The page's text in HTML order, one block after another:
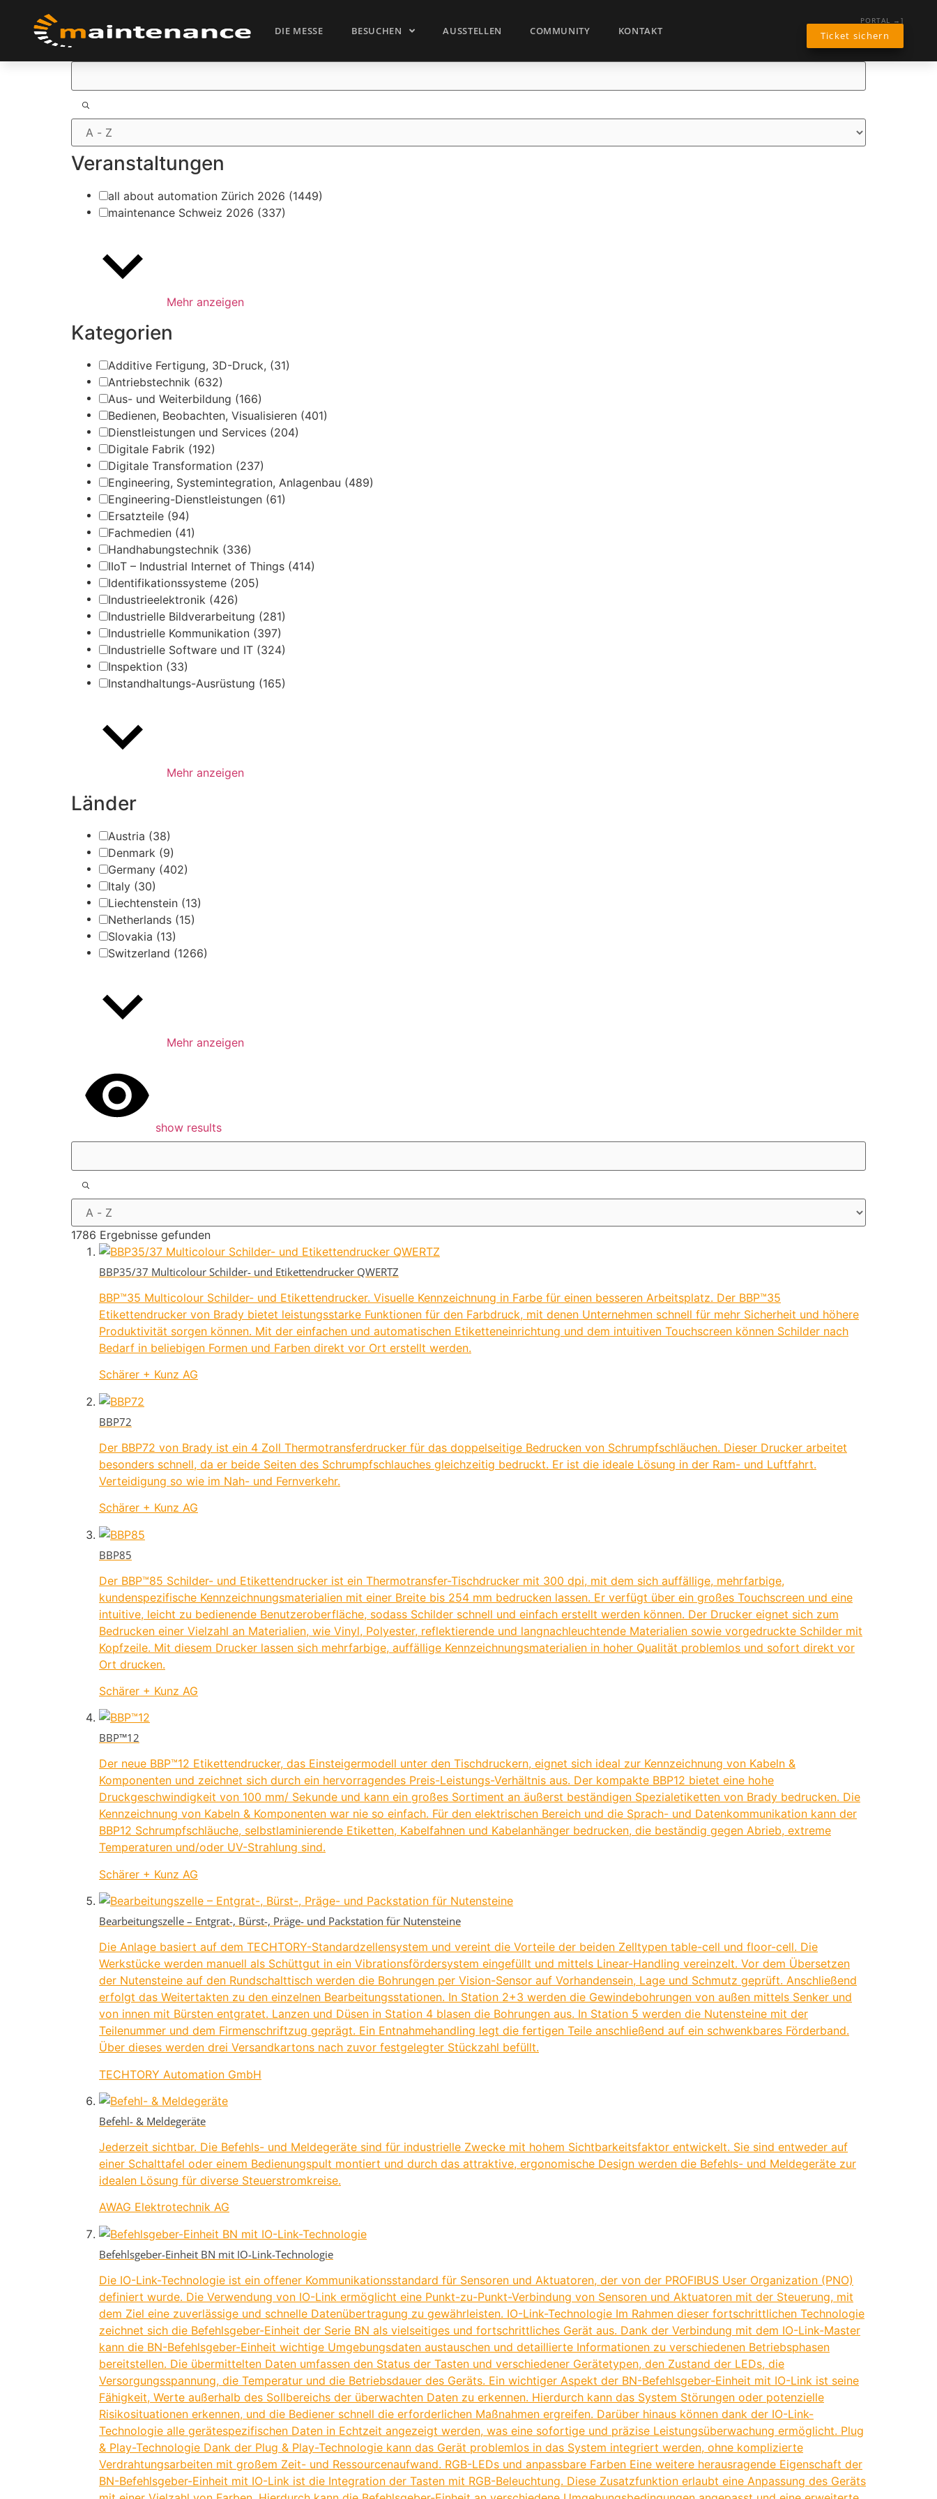
DIE MESSE BESUCHEN AUSSTELLEN COMMUNITY KONTAKT
PORTAL →]
Ticket sichern
Filter
Veranstaltungen
all about automation Zürich 2026 (1449)
maintenance Schweiz 2026 (337)
Mehr anzeigen
Kategorien
Additive Fertigung, 3D-Druck, (31)
Antriebstechnik (632)
Aus- und Weiterbildung (166)
Bedienen, Beobachten, Visualisieren (401)
Dienstleistungen und Services (204)
Digitale Fabrik (192)
Digitale Transformation (237)
Engineering, Systemintegration, Anlagenbau (489)
Engineering-Dienstleistungen (61)
Ersatzteile (94)
Fachmedien (41)
Handhabungstechnik (336)
IIoT – Industrial Internet of Things (414)
Identifikationssysteme (205)
Industrieelektronik (426)
Industrielle Bildverarbeitung (281)
Industrielle Kommunikation (397)
Industrielle Software und IT (324)
Inspektion (33)
Instandhaltungs-Ausrüstung (165)
Mehr anzeigen
Länder
Austria (38)
Denmark (9)
Germany (402)
Italy (30)
Liechtenstein (13)
Netherlands (15)
Slovakia (13)
Switzerland (1266)
Mehr anzeigen
show results
1786 Ergebnisse gefunden
BBP35/37 Multicolour Schilder- und Etikettendrucker QWERTZ
BBP™35 Multicolour Schilder- und Etikettendrucker. Visuelle Kennzeichnung in Farbe für einen besseren Arbeitsplatz. Der BBP™35
Etikettendrucker von Brady bietet leistungsstarke Funktionen für den Farbdruck, mit denen Unternehmen schnell für mehr Sicherheit und höhere
Produktivität sorgen können. Mit der einfachen und automatischen Etiketteneinrichtung und dem intuitiven Touchscreen können Schilder nach
Bedarf in beliebigen Formen und Farben direkt vor Ort erstellt werden.
Schärer + Kunz AG
BBP72
Der BBP72 von Brady ist ein 4 Zoll Thermotransferdrucker für das doppelseitige Bedrucken von Schrumpfschläuchen. Dieser Drucker arbeitet
besonders schnell, da er beide Seiten des Schrumpfschlauches gleichzeitig bedruckt. Er ist die ideale Lösung in der Ram- und Luftfahrt.
Verteidigung so wie im Nah- und Fernverkehr.
Schärer + Kunz AG
BBP85
Der BBP™85 Schilder- und Etikettendrucker ist ein Thermotransfer-Tischdrucker mit 300 dpi, mit dem sich auffällige, mehrfarbige,
kundenspezifische Kennzeichnungsmaterialien mit einer Breite bis 254 mm bedrucken lassen. Er verfügt über ein großes Touchscreen und eine
intuitive, leicht zu bedienende Benutzeroberfläche, sodass Schilder schnell und einfach erstellt werden können. Der Drucker eignet sich zum
Bedrucken einer Vielzahl an Materialien, wie Vinyl, Polyester, reflektierende und langnachleuchtende Materialien sowie vorgedruckte Schilder mit
Kopfzeile. Mit diesem Drucker lassen sich mehrfarbige, auffällige Kennzeichnungsmaterialien in hoher Qualität problemlos und sofort direkt vor
Ort drucken.
Schärer + Kunz AG
BBP™12
Der neue BBP™12 Etikettendrucker, das Einsteigermodell unter den Tischdruckern, eignet sich ideal zur Kennzeichnung von Kabeln &
Komponenten und zeichnet sich durch ein hervorragendes Preis-Leistungs-Verhältnis aus. Der kompakte BBP12 bietet eine hohe
Druckgeschwindigkeit von 100 mm/ Sekunde und kann ein großes Sortiment an äußerst beständigen Spezialetiketten von Brady bedrucken. Die
Kennzeichnung von Kabeln & Komponenten war nie so einfach. Für den elektrischen Bereich und die Sprach- und Datenkommunikation kann der
BBP12 Schrumpfschläuche, selbstlaminierende Etiketten, Kabelfahnen und Kabelanhänger bedrucken, die beständig gegen Abrieb, extreme
Temperaturen und/oder UV-Strahlung sind.
Schärer + Kunz AG
Bearbeitungszelle – Entgrat-, Bürst-, Präge- und Packstation für Nutensteine
Die Anlage basiert auf dem TECHTORY-Standardzellensystem und vereint die Vorteile der beiden Zelltypen table-cell und floor-cell. Die
Werkstücke werden manuell als Schüttgut in ein Vibrationsfördersystem eingefüllt und mittels Linear-Handling vereinzelt. Vor dem Übersetzen
der Nutensteine auf den Rundschalttisch werden die Bohrungen per Vision-Sensor auf Vorhandensein, Lage und Schmutz geprüft. Anschließend
erfolgt das Weitertakten zu den einzelnen Bearbeitungsstationen. In Station 2+3 werden die Gewindebohrungen von außen mittels Senker und
von innen mit Bürsten entgratet. Lanzen und Düsen in Station 4 blasen die Bohrungen aus. In Station 5 werden die Nutensteine mit der
Teilenummer und dem Firmenschriftzug geprägt. Ein Entnahmehandling legt die fertigen Teile anschließend auf ein schwenkbares Förderband.
Über dieses werden drei Versandkartons nach zuvor festgelegter Stückzahl befüllt.
TECHTORY Automation GmbH
Befehl- & Meldegeräte
Jederzeit sichtbar. Die Befehls- und Meldegeräte sind für industrielle Zwecke mit hohem Sichtbarkeitsfaktor entwickelt. Sie sind entweder auf
einer Schalttafel oder einem Bedienungspult montiert und durch das attraktive, ergonomische Design werden die Befehls- und Meldegeräte zur
idealen Lösung für diverse Steuerstromkreise.
AWAG Elektrotechnik AG
Befehlsgeber-Einheit BN mit IO-Link-Technologie
Die IO-Link-Technologie ist ein offener Kommunikationsstandard für Sensoren und Aktuatoren, der von der PROFIBUS User Organization (PNO)
definiert wurde. Die Verwendung von IO-Link ermöglicht eine Punkt-zu-Punkt-Verbindung von Sensoren und Aktuatoren mit der Steuerung, mit
dem Ziel eine zuverlässige und schnelle Datenübertragung zu gewährleisten. IO-Link-Technologie Im Rahmen dieser fortschrittlichen Technologie
zeichnet sich die Befehlsgeber-Einheit der Serie BN als vielseitiges und fortschrittliches Gerät aus. Dank der Verbindung mit dem IO-Link-Master
kann die BN-Befehlsgeber-Einheit wichtige Umgebungsdaten austauschen und detaillierte Informationen zu verschiedenen Betriebsphasen
bereitstellen. Die übermittelten Daten umfassen den Status der Tasten und verschiedener Gerätetypen, den Zustand der LEDs, die
Versorgungsspannung, die Temperatur und die Betriebsdauer des Geräts. Ein wichtiger Aspekt der BN-Befehlsgeber-Einheit mit IO-Link ist seine
Fähigkeit, Werte außerhalb des Sollbereichs der überwachten Daten zu erkennen. Hierdurch kann das System Störungen oder potenzielle
Risikosituationen erkennen, und die Bediener schnell die erforderlichen Maßnahmen ergreifen. Darüber hinaus können dank der IO-Link-
Technologie alle gerätespezifischen Daten in Echtzeit angezeigt werden, was eine sofortige und präzise Leistungsüberwachung ermöglicht. Plug
& Play-Technologie Dank der Plug & Play-Technologie kann das Gerät problemlos in das System integriert werden, ohne komplizierte
Verdrahtungsarbeiten mit großem Zeit- und Ressourcenaufwand. RGB-LEDs und anpassbare Farben Eine weitere herausragende Eigenschaft der
BN-Befehlsgeber-Einheit mit IO-Link ist die Integration der Tasten mit RGB-Beleuchtung. Diese Zusatzfunktion erlaubt eine Anpassung des Geräts